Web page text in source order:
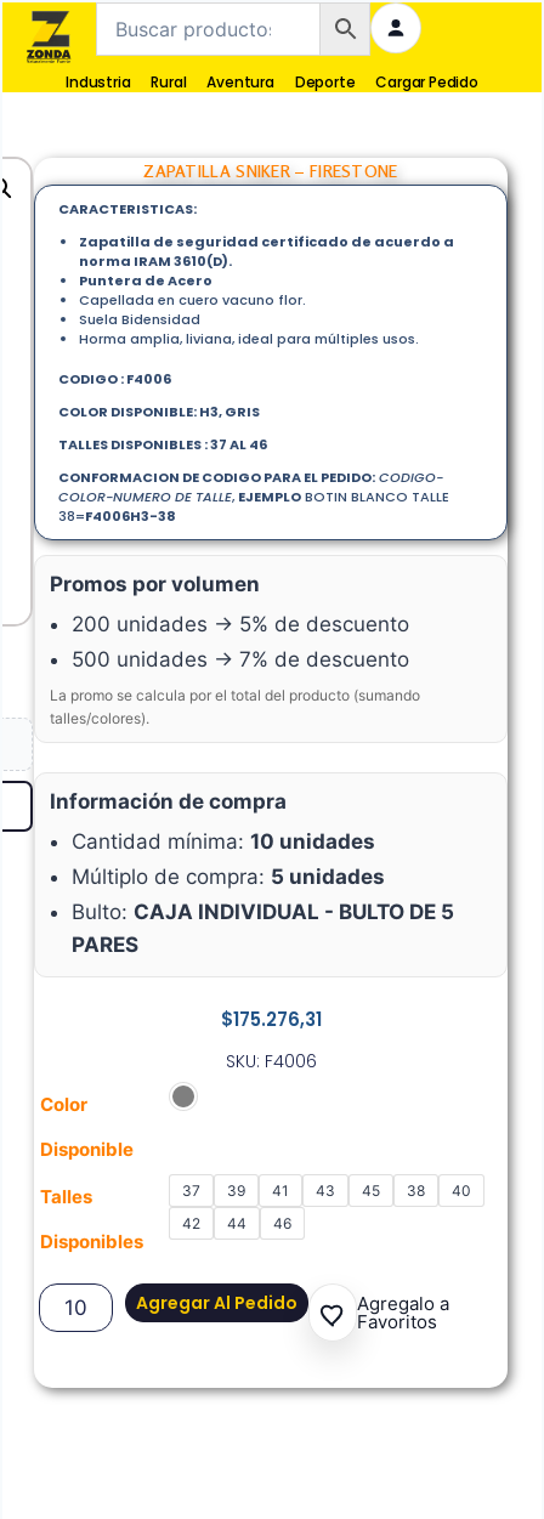
Industria Rural Aventura Deporte Cargar Pedido
ZAPATILLA SNIKER – FIRESTONE
$175.276,31
CARACTERISTICAS:
Zapatilla de seguridad certificado de acuerdo a
norma IRAM 3610(D).
Puntera de Acero
Capellada en cuero vacuno flor.
Suela Bidensidad
Horma amplia, liviana, ideal para múltiples usos.
CODIGO : F4006
COLOR DISPONIBLE: H3, GRIS
TALLES DISPONIBLES : 37 AL 46
CONFORMACION DE CODIGO PARA EL PEDIDO:CODIGO-
COLOR-NUMERO DE TALLE, EJEMPLOBOTIN BLANCO TALLE
38=F4006H3-38
SKU: F4006
Color
Disponible
Talles
Disponibles
37 39 41 43 45 38
40
42
44 46
Agregar Al Pedido Agregalo a
Favoritos
Promos por volumen
200 unidades → 5% de descuento
500 unidades → 7% de descuento
La promo se calcula por el total del producto (sumando
talles/colores).
Información de compra
Cantidad mínima: 10 unidades
Múltiplo de compra: 5 unidades
Bulto: CAJA INDIVIDUAL - BULTO DE 5
PARES